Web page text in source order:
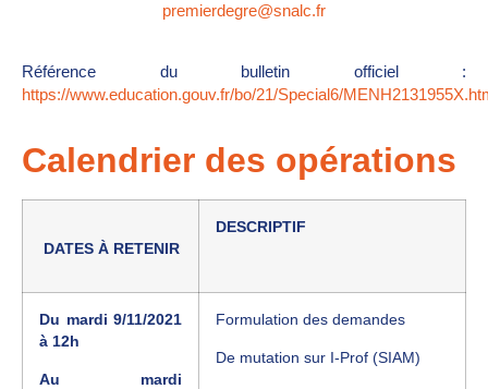
premierdegre@snalc.fr
Référence du bulletin officiel :
https://www.education.gouv.fr/bo/21/Special6/
Calendrier des opérations
DATES À RETENIR
DESCRIPTIF
Du mardi 9/11/2021
à 12h
Au mardi
Formulation des demandes
De mutation sur I-Prof (SIAM)